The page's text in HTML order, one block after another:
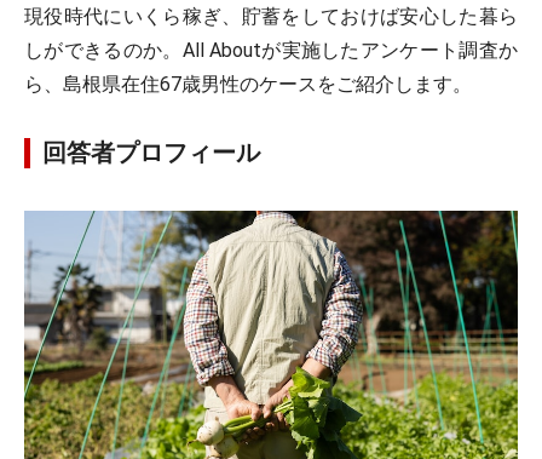
現役時代にいくら稼ぎ、貯蓄をしておけば安心した暮ら
しができるのか。All Aboutが実施したアンケート調査か
ら、島根県在住67歳男性のケースをご紹介します。
回答者プロフィール